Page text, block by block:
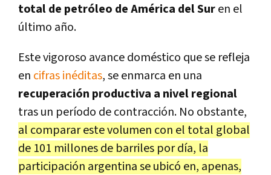
total de petróleo de América del Suren el
último año.
Este vigoroso avance doméstico que se refleja
en cifras inéditas, se enmarca en una
recuperación productiva a nivel regional
tras un período de contracción. No obstante,
al comparar este volumen con el total global
de 101 millones de barriles por día, la
participación argentina se ubicó en, apenas,